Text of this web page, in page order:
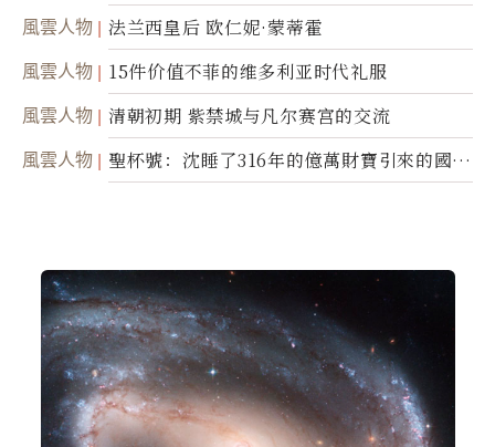
家乔治．欧威尔
風雲人物 法兰西皇后 欧仁妮·蒙蒂霍
風雲人物 15件价值不菲的维多利亚时代礼服
風雲人物 清朝初期 紫禁城与凡尔赛宫的交流
風雲人物
聖杯號：沈睡了316年的億萬財寶引來的國際
糾紛